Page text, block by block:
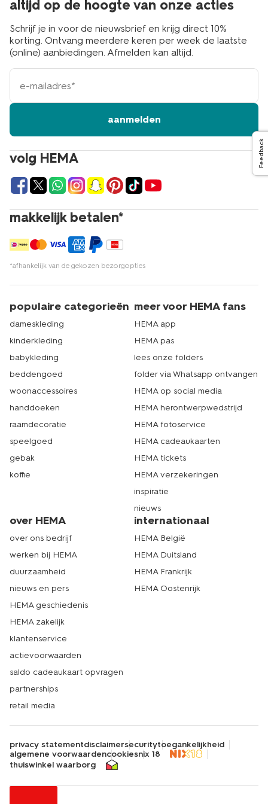
volg HEMA
makkelijk betalen*
*afhankelijk van de gekozen bezorgopties
altijd op de hoogte van onze acties
Schrijf je in voor de nieuwsbrief en krijg direct 10%
korting. Ontvang meerdere keren per week de laatste
(online) aanbiedingen. Afmelden kan altijd.
e-
mailadres
aanmelden
populaire categorieën
dameskleding
kinderkleding
babykleding
beddengoed
woonaccessoires
handdoeken
raamdecoratie
speelgoed
gebak
koffie
meer voor HEMA fans
HEMA app
HEMA pas
lees onze folders
folder via Whatsapp ontvangen
HEMA op social media
HEMA herontwerpwedstrijd
HEMA fotoservice
HEMA cadeaukaarten
HEMA tickets
HEMA verzekeringen
inspiratie
nieuws
over HEMA
over ons bedrijf
werken bij HEMA
duurzaamheid
nieuws en pers
HEMA geschiedenis
HEMA zakelijk
klantenservice
actievoorwaarden
saldo cadeaukaart opvragen
partnerships
retail media
internationaal
HEMA België
HEMA Duitsland
HEMA Frankrijk
HEMA Oostenrijk
privacy statementdisclaimersecuritytoegankelijkheid
algemene voorwaardencookiesnix 18
thuiswinkel waarborg
Feedback